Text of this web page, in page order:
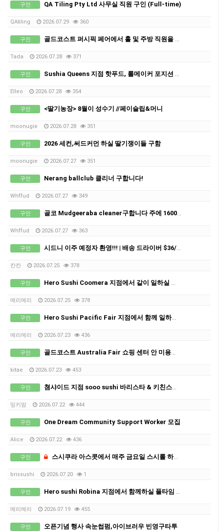
구인 QA Tiling Pty Ltd 사무실 직원 구인 (Full-time)
QAtiling 2026.07.29 360
구인 골드코스트 퍼시픽 페어에서 홀 및 주방 직원을 모집합니다!
Tada 2026.07.28 371
구인 Sushia Queens 지점 핫푸드, 롤메이커 포지션 구인!
Elleo 2026.07.28 354
구인 <딸기농장> 8월이 성수기 //페이슬립&머니
moonugie 2026.07.28 351
구인 2026 세컨,써드커먼 하실 딸기쟁이들 구함
moonugie 2026.07.27 351
구인 Nerang ballclub 클리너 구합니다!
Whffud 2026.07.27 349
구인 골코 Mudgeeraba cleaner구합니다 주에 1600+@가능합니다
Whffud 2026.07.27 363
구인 시드니 이주 예정자 환영!!! | 배송 드라이버 $36/시간 · 풀타임
칸칸 2026.07.25 378
구인 Hero Sushi Coomera 지점에서 같이 일하실 풀타임 직원 구인합니다.
메리메리 2026.07.25 378
구인 Hero Sushi Pacific Fair 지점에서 함께 일하실 파트타임 스태프 구인합니다.
메리메리 2026.07.23 436
구인 골드코스트 Australia Fair 쇼핑 센터 안 미용사 또는 초보자 경력자 비자 필요하신분
kitae 2026.07.23 453
구인 쳠샤이드 지점 sooo sushi 바리스타 & 키친스탭 구인합니다.
밍키맘 2026.07.22 444
구인 One Dream Community Support Worker 모집
Alice 2026.07.22 436
구인 스시쿠라 아스콧에서 매주 금요일 스시롤 하실분 1명 구합니다. 36불
brissushi 2026.07.20 1
구인 Hero sushi Robina 지점에서 함께하실 풀타임 직원 구인합니다.
메리메리 2026.07.19 455
구인 오픈기념 행사 속눈썹펌,아이브러우 빈영구타투